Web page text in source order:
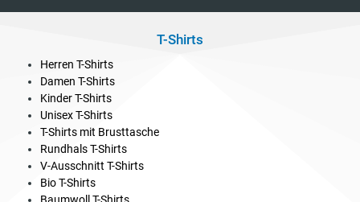
T-Shirts
Herren T-Shirts
Damen T-Shirts
Kinder T-Shirts
Unisex T-Shirts
T-Shirts mit Brusttasche
Rundhals T-Shirts
V-Ausschnitt T-Shirts
Bio T-Shirts
Baumwoll T-Shirts